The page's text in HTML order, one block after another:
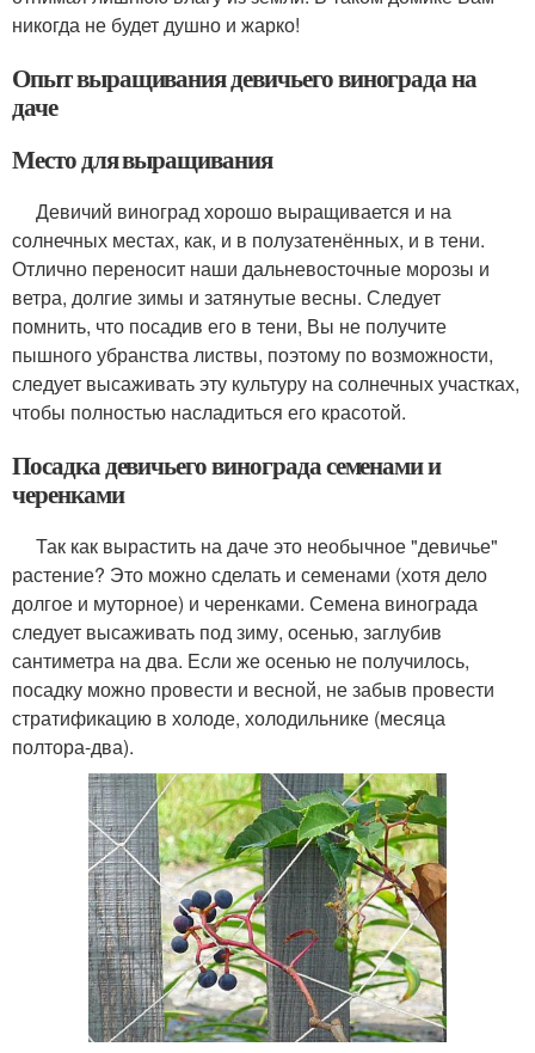
никогда не будет душно и жарко!
Опыт выращивания девичьего винограда на
даче
Место для выращивания
Девичий виноград хорошо выращивается и на
солнечных местах, как, и в полузатенённых, и в тени.
Отлично переносит наши дальневосточные морозы и
ветра, долгие зимы и затянутые весны. Следует
помнить, что посадив его в тени, Вы не получите
пышного убранства листвы, поэтому по возможности,
следует высаживать эту культуру на солнечных участках,
чтобы полностью насладиться его красотой.
Посадка девичьего винограда семенами и
черенками
Так как вырастить на даче это необычное "девичье"
растение? Это можно сделать и семенами (хотя дело
долгое и муторное) и черенками. Семена винограда
следует высаживать под зиму, осенью, заглубив
сантиметра на два. Если же осенью не получилось,
посадку можно провести и весной, не забыв провести
стратификацию в холоде, холодильнике (месяца
полтора-два).